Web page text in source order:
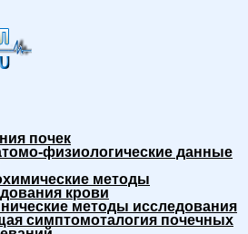
почек
физиологические данные
методы
крови
методы исследования
симптомоталогия почечных